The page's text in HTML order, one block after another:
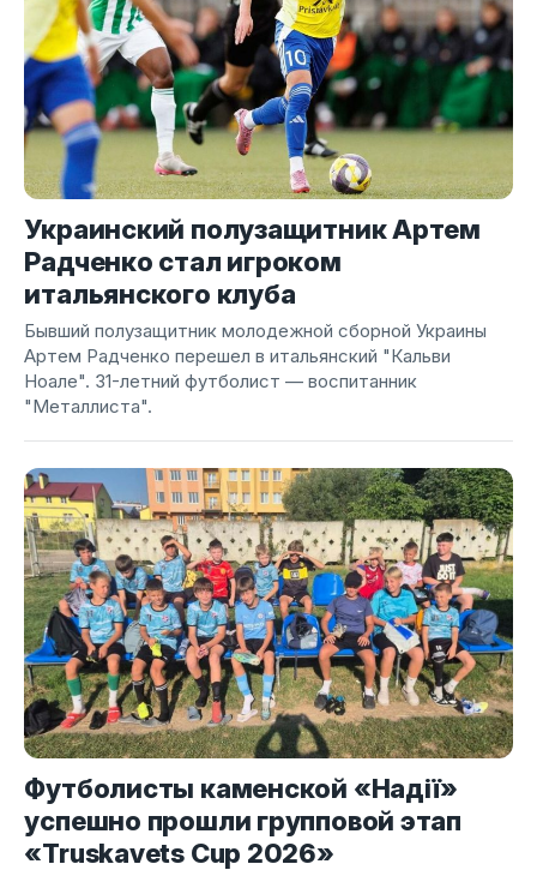
Украинский полузащитник Артем
Радченко стал игроком
итальянского клуба
Бывший полузащитник молодежной сборной Украины
Артем Радченко перешел в итальянский "Кальви
Ноале". 31-летний футболист — воспитанник
"Металлиста".
Футболисты каменской «Надії»
успешно прошли групповой этап
«Truskavets Cup 2026»